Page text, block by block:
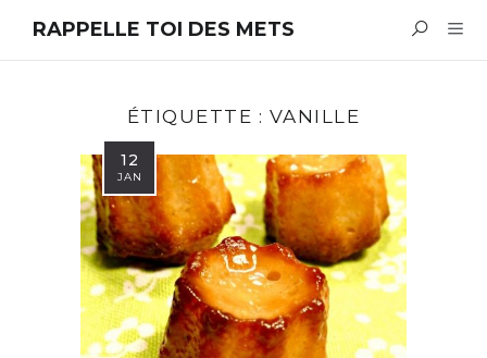
RAPPELLE TOI DES METS
ÉTIQUETTE : VANILLE
12
JAN